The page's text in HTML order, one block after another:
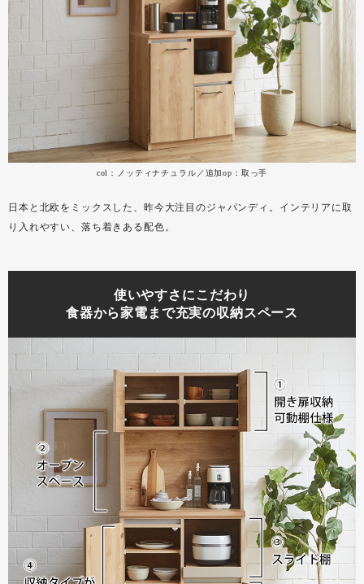
col：ノッティナチュラル／追加op：取っ手
日本と北欧をミックスした、昨今大注目のジャパンディ。インテリアに取
り入れやすい、落ち着きある配色。
使いやすさにこだわり
食器から家電まで充実の収納スペース